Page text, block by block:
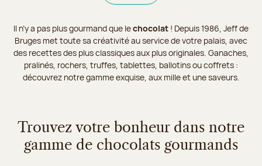
Il n’y a pas plus gourmand que lechocolat ! Depuis 1986, Jeff de
Bruges met toute sa créativité au service de votre palais, avec
des recettes des plus classiques aux plus originales. Ganaches,
pralinés, rochers, truffes, tablettes, ballotins ou coffrets :
découvrez notre gamme exquise, aux mille et une saveurs.
Trouvez votre bonheur dans notre
gamme de chocolats gourmands